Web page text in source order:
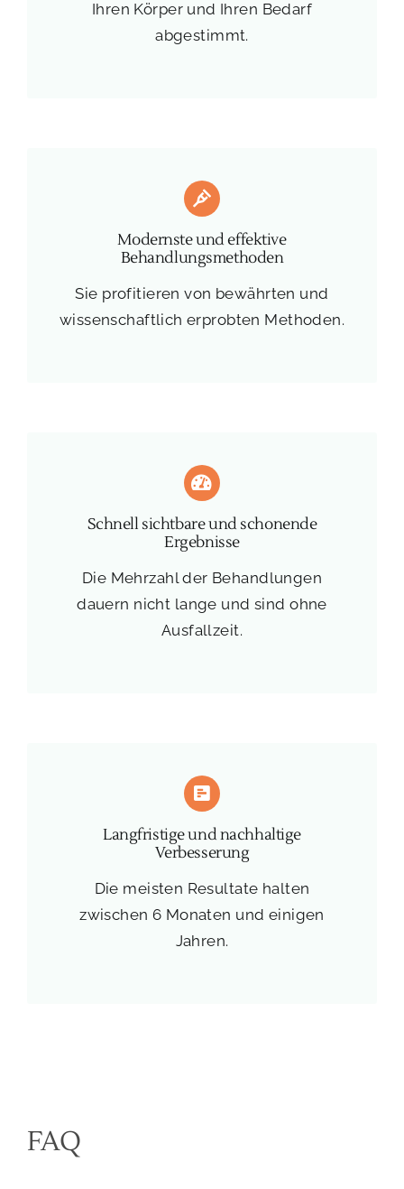
Ihren Körper und Ihren Bedarf
abgestimmt.
Modernste und effektive
Behandlungsmethoden
Sie profitieren von bewährten und
wissenschaftlich erprobten Methoden.
Schnell sichtbare und schonende
Ergebnisse
Die Mehrzahl der Behandlungen
dauern nicht lange und sind ohne
Ausfallzeit.
Langfristige und nachhaltige
Verbesserung
Die meisten Resultate halten
zwischen 6 Monaten und einigen
Jahren.
FAQ